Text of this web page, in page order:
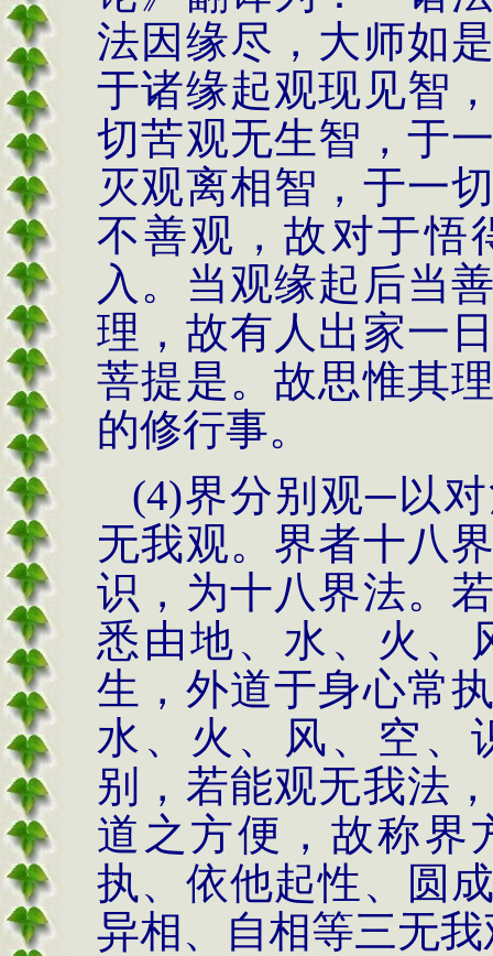
法因缘尽，大师如
于诸缘起观现见智
切苦观无生智，于
灭观离相智，于一
不善观，故对于悟
入。当观缘起后当
理，故有人出家一
菩提是。故思惟其
的修行事。
(4)界分别观─以
无我观。界者十八
识，为十八界法。
悉由地、水、火、
生，外道于身心常
水、火、风、空、
别，若能观无我法
道之方便，故称界
执、依他起性、圆
异相、自相等三无